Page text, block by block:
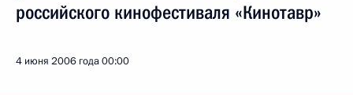
российского кинофестиваля «Кинотавр»
4 июня 2006 года00:00